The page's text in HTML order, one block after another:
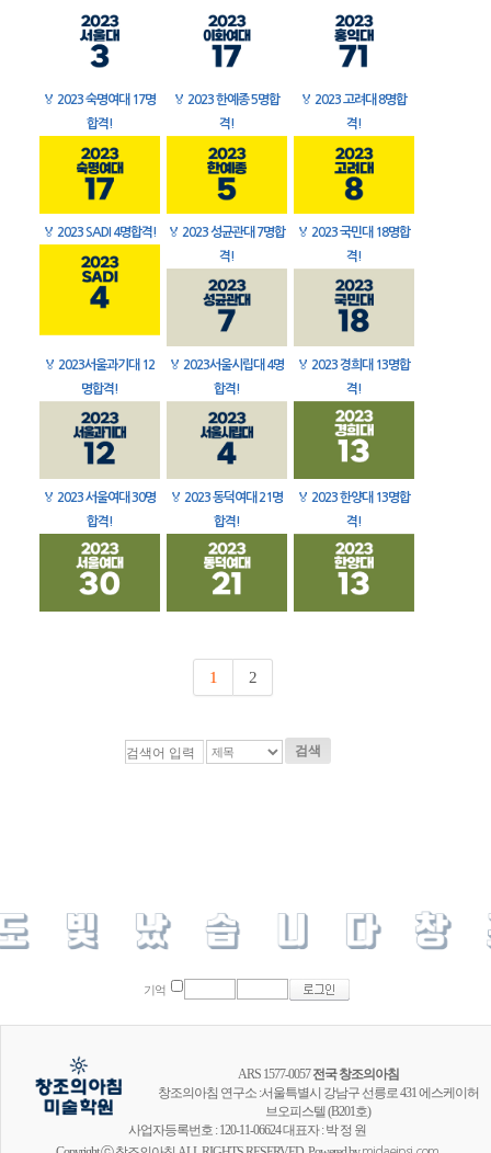
🏅 2023 숙명여대 17명
합격!
🏅 2023 한예종 5명합
격!
🏅 2023 고려대 8명합
격!
🏅 2023 SADI 4명합격! 🏅 2023 성균관대 7명합
격!
🏅 2023 국민대 18명합
격!
🏅 2023서울과기대 12
명합격!
🏅 2023서울시립대 4명
합격!
🏅 2023 경희대 13명합
격!
🏅 2023 서울여대 30명
합격!
🏅 2023 동덕여대 21명
합격!
🏅 2023 한양대 13명합
격!
1 2
검색
기억
ARS 1577-0057전국 창조의아침
창조의아침 연구소 :서울특별시 강남구 선릉로 431 에스케이허
브오피스텔 (B201호)
사업자등록번호 : 120-11-06624 대표자 : 박 정 원